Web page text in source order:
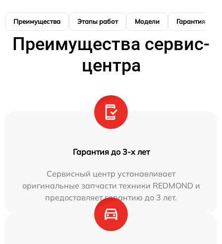
Преимущества Этапы работ Модели Гарантия
Преимущества сервис-
центра
Гарантия до 3-х лет
Сервисный центр устанавливает
оригинальные запчасти техники REDMOND и
предоставляет гарантию до 3 лет.